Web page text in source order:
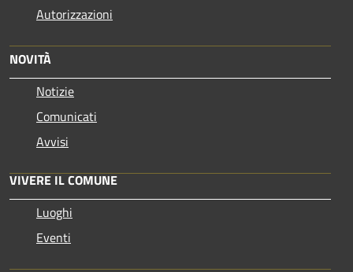
Autorizzazioni
NOVITÀ
Notizie
Comunicati
Avvisi
VIVERE IL COMUNE
Luoghi
Eventi